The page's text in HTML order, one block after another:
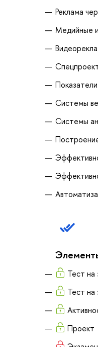
Реклама
Медийные
Системы
Системы
Тест на
Тест на
Проект